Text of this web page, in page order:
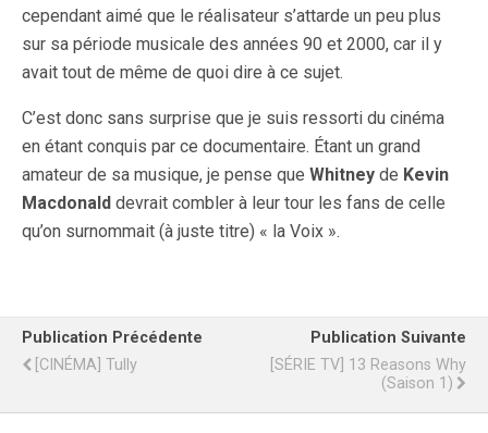
cependant aimé que le réalisateur s’attarde un peu plus
sur sa période musicale des années 90 et 2000, car il y
avait tout de même de quoi dire à ce sujet.
C’est donc sans surprise que je suis ressorti du cinéma
en étant conquis par ce documentaire. Étant un grand
amateur de sa musique, je pense que Whitney de Kevin
Macdonald devrait combler à leur tour les fans de celle
qu’on surnommait (à juste titre) « la Voix ».
Publication Précédente
[CINÉMA] Tully
Publication Suivante
[SÉRIE TV] 13 Reasons Why
(Saison 1)